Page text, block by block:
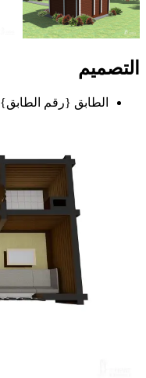
التصميم
الطابق {رقم الطابق}